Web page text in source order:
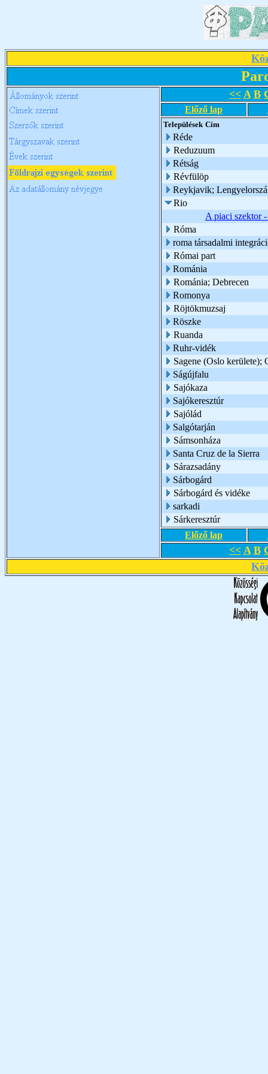
<< A B
Előző lap
Települések Cím
Réde
Reduzuum
Rétság
Révfülöp
Reykjavik;
Rio
A piaci szektor
Róma
roma társadalmi
Római part
Románia
Románia; Debrecen
Romonya
Röjtökmuzsaj
Röszke
Ruanda
Ruhr-vidék
Sagene (Oslo kerülete);
Ságújfalu
Sajókaza
Sajókeresztúr
Sajólád
Salgótarján
Sámsonháza
Santa Cruz de la Sierra
Sárazsadány
Sárbogárd
Sárbogárd és vidéke
sarkadi
Sárkeresztúr
Előző lap
<< A B